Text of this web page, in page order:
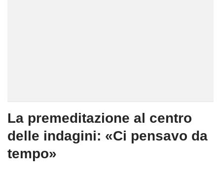
La premeditazione al centro
delle indagini: «Ci pensavo da
tempo»